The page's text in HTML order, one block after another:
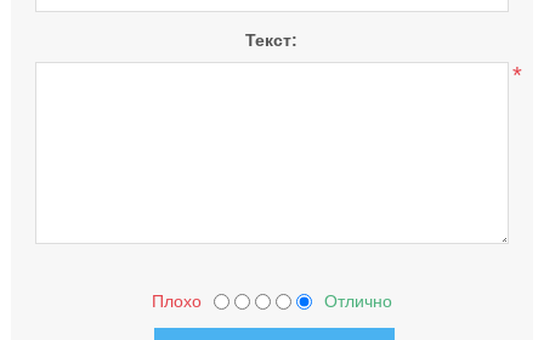
Текст:
*
Плохо Отлично